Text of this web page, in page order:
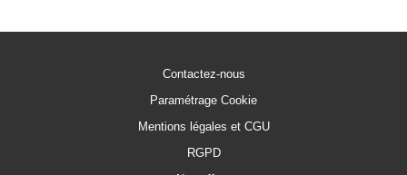
Contactez-nous
Paramétrage Cookie
Mentions légales et CGU
RGPD